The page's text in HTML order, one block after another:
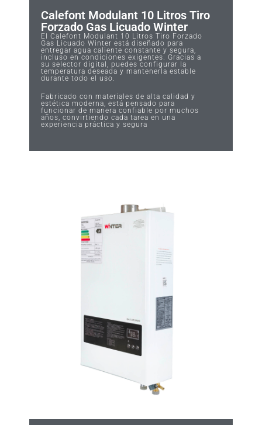
Calefont Modulant 10 Litros Tiro
Forzado Gas Licuado Winter
El Calefont Modulant 10 Litros Tiro Forzado
Gas Licuado Winter está diseñado para
entregar agua caliente constante y segura,
incluso en condiciones exigentes. Gracias a
su selector digital, puedes configurar la
temperatura deseada y mantenerla estable
durante todo el uso.
Fabricado con materiales de alta calidad y
estética moderna, está pensado para
funcionar de manera confiable por muchos
años, convirtiendo cada tarea en una
experiencia práctica y segura